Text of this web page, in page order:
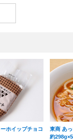
ホイップチョコ
東商 あ
約